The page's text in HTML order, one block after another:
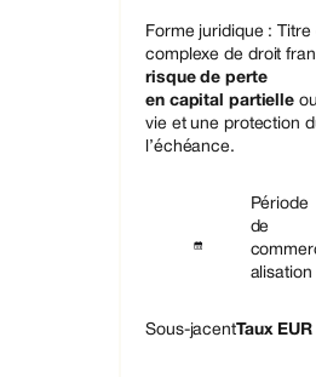
Forme juridique :
complexe de droit
risque de perte
en capital partielle
vie​ et une protection
l’échéance.
Période
de
alisation
Sous-jacentTaux